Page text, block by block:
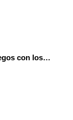
Programa con Scratch juegos con los partidos del mundial 2026 ganados por España